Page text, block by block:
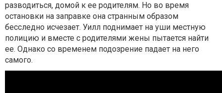
разводиться, домой к ее родителям. Но во время
остановки на заправке она странным образом
бесследно исчезает. Уилл поднимает на уши местную
полицию и вместе с родителями жены пытается найти
ее. Однако со временем подозрение падает на него
самого.